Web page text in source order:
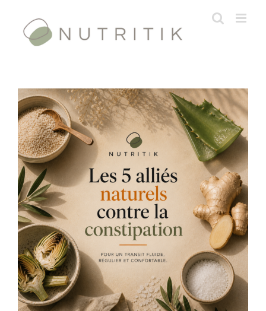
contenu
Les 5 plantes efficaces contre la
constipation : comprendre les
mécanismes et agir sur le terrain
Nutrition